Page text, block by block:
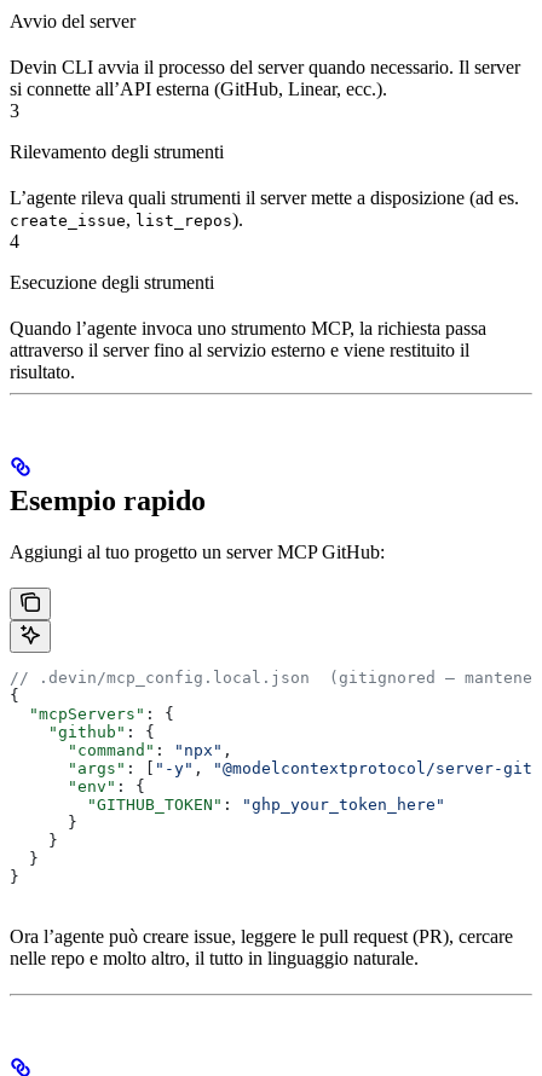
Avvio del server
Devin CLI avvia il processo del server quando necessario. Il server
si connette all’API esterna (GitHub, Linear, ecc.).
3
Rilevamento degli strumenti
L’agente rileva quali strumenti il server mette a disposizione (ad es.
create_issue, list_repos).
4
Esecuzione degli strumenti
Quando l’agente invoca uno strumento MCP, la richiesta passa
attraverso il server fino al servizio esterno e viene restituito il
risultato.
Esempio rapido
Aggiungi al tuo progetto un server MCP GitHub:
// .devin/mcp_config.local.json  (gitignored —
{
  "mcpServers"
: {
    "github"
: {
      "command"
: "npx" ,
      "args"
: [ "-y" ,
"@modelcontextprotocol/server-
      "env"
: {
        "GITHUB_TOKEN"
:
"ghp_your_token_here"
      }
    }
  }
}
Ora l’agente può creare issue, leggere le pull request (PR), cercare
nelle repo e molto altro, il tutto in linguaggio naturale.